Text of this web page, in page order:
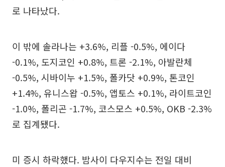
로 나타났다.
이 밖에 솔라나는 +3.6%, 리플 -0.5%, 에이다
-0.1%, 도지코인 +0.8%, 트론 -2.1%, 아발란체
-0.5%, 시바이누 +1.5%, 폴카닷 +0.9%, 톤코인
+1.4%, 유니스왑 -0.5%, 앱토스 +0.1%, 라이트코인
-1.0%, 폴리곤 -1.7%, 코스모스 +0.5%, OKB -2.3%
로 집계됐다.
미 증시 하락했다. 밤사이 다우지수는 전일 대비